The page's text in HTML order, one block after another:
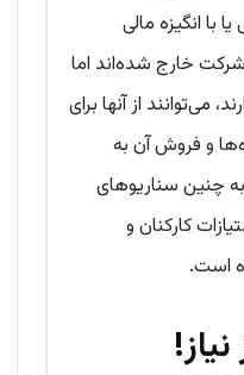
با انگیزه مالی
خارج شده‌اند اما
می‌توانند از آنها برای
و فروش آن به
چنین سناریوهای
کارکنان و
است.
!